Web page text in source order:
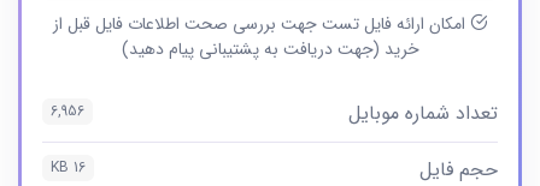
امکان ارائه فایل تست جهت بررسی صحت اطلاعات فایل قبل از
خرید (جهت دریافت به پشتیبانی پیام دهید)
تعداد شماره موبایل 6,956
حجم فایل 16 KB